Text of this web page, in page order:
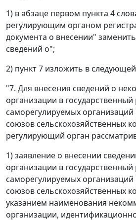
1) в абзаце первом пункта 4
регулирующим органом
документа о внесении"
сведений о";
2) пункт 7 изложить в
"7. Для внесения сведений о
организации в государственный
саморегулируемых
союзов сельскохозяйственных
регулирующий орган
1) заявление о внесении
организации в государственный
саморегулируемых
союзов сельскохозяйственных
указанием наименования
организации,